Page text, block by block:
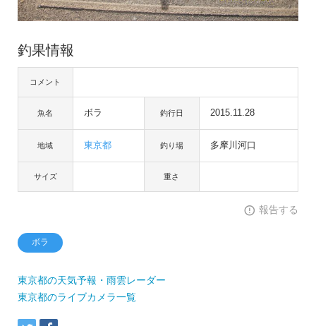
釣果情報
コメント
魚名 ボラ 釣行日 2015.11.28
地域 東京都 釣り場 多摩川河口
サイズ 重さ
報告する
ボラ
東京都の天気予報・雨雲レーダー
東京都のライブカメラ一覧